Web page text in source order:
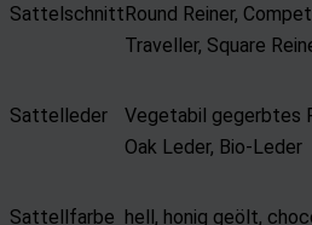
SattelschnittRound Reiner,
Traveller, Square
Sattelleder
Vegetabil gegerbtes
Oak Leder, Bio-Leder
Sattellfarbe hell, honig geölt,